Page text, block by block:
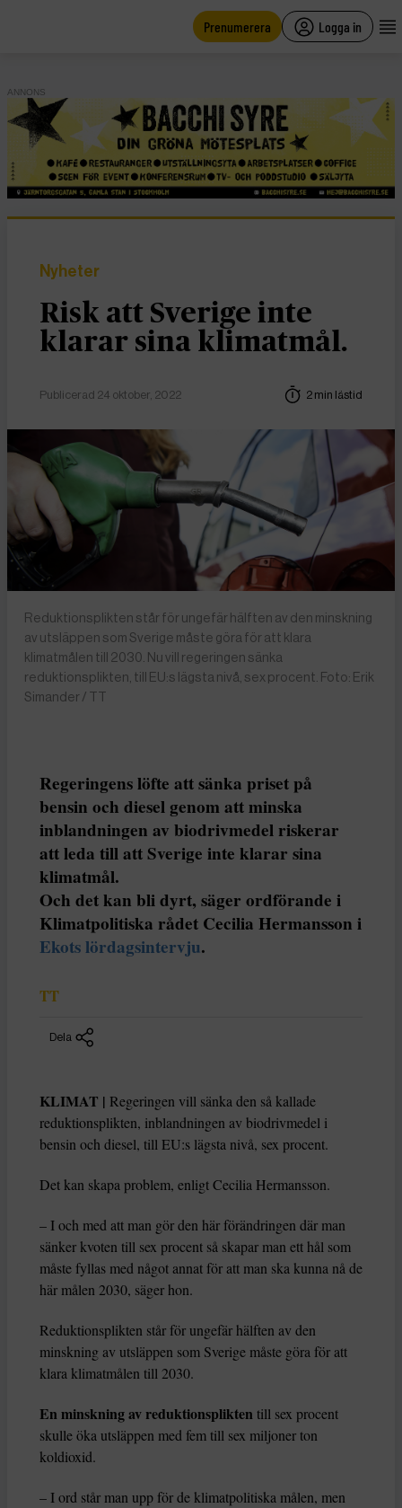
Prenumerera Logga in
ANNONS
Nyheter
Risk att Sverige inte
klarar sina klimatmål.
Publicerad 24 oktober, 2022 2 min lästid
Reduktionsplikten står för ungefär hälften av den minskning
av utsläppen som Sverige måste göra för att klara
klimatmålen till 2030. Nu vill regeringen sänka
reduktionsplikten, till EU:s lägsta nivå, sex procent. Foto: Erik
Simander / TT
Regeringens löfte att sänka priset på
bensin och diesel genom att minska
inblandningen av biodrivmedel riskerar
att leda till att Sverige inte klarar sina
klimatmål.
Och det kan bli dyrt, säger ordförande i
Klimatpolitiska rådet Cecilia Hermansson i
Ekots lördagsintervju.
TT
Dela
KLIMAT | Regeringen vill sänka den så kallade
reduktionsplikten, inblandningen av biodrivmedel i
bensin och diesel, till EU:s lägsta nivå, sex procent.
Det kan skapa problem, enligt Cecilia Hermansson.
– I och med att man gör den här förändringen där man
sänker kvoten till sex procent så skapar man ett hål som
måste fyllas med något annat för att man ska kunna nå de
här målen 2030, säger hon.
Reduktionsplikten står för ungefär hälften av den
minskning av utsläppen som Sverige måste göra för att
klara klimatmålen till 2030.
En minskning av reduktionsplikten till sex procent
skulle öka utsläppen med fem till sex miljoner ton
koldioxid.
– I ord står man upp för de klimatpolitiska målen, men